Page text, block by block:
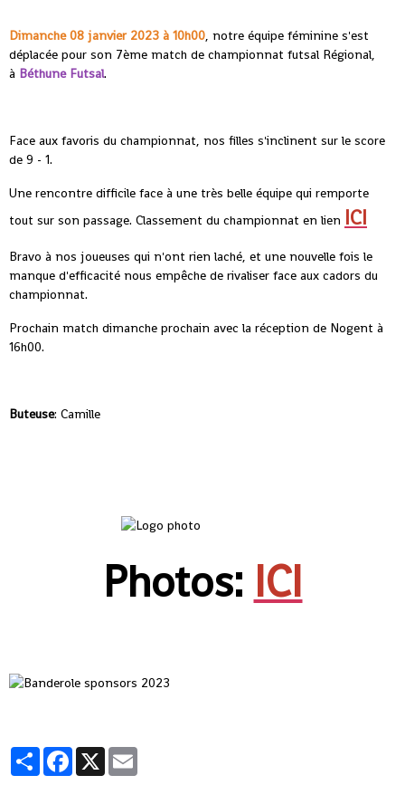
Dimanche 08 janvier 2023 à 10h00, notre équipe féminine s'est
déplacée pour son 7ème match de championnat futsal Régional,
à Béthune Futsal.
Face aux favoris du championnat, nos filles s'inclinent sur le score
de 9 - 1.
Une rencontre difficile face à une très belle équipe qui remporte
tout sur son passage. Classement du championnat en lien ICI
Bravo à nos joueuses qui n'ont rien laché, et une nouvelle fois le
manque d'efficacité nous empêche de rivaliser face aux cadors du
championnat.
Prochain match dimanche prochain avec la réception de Nogent à
16h00.
Buteuse: Camille
Photos: ICI
PartagerFacebook
X